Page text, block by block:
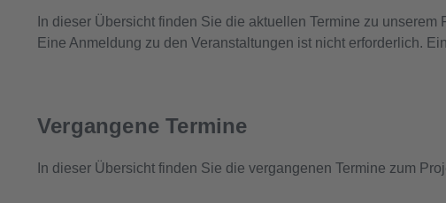
In dieser Übersicht finden Sie die aktuellen Termine zu unserem
Eine Anmeldung zu den Veranstaltungen ist nicht erforderlich.
Vergangene Termine
In dieser Übersicht finden Sie die vergangenen Termine zum